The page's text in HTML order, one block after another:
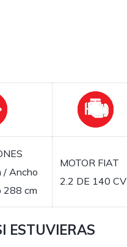
/ Ancho
288 cm
MOTOR FIAT
2.2 DE 140 CV
ESTUVIERAS